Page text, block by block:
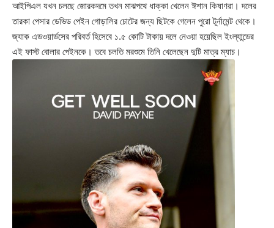
আইপিএল যখন চলছে জোরকদমে তখন মাঝপথে ধাক্কা খেলেন ঈশান কিষাণরা। দলের
তারকা পেসার ডেভিড পেইন গোড়ালির চোটের জন্য ছিটকে গেলেন পুরো টূর্নামেন্ট থেকে।
জ্যাক এডওয়ার্ডসের পরিবর্ত হিসেবে ১.৫ কোটি টাকায় দলে নেওয়া হয়েছিল ইংল্যান্ডের
এই ফাস্ট বোলার পেইনকে। তবে চলতি মরশুমে তিনি খেলেছেন দুটি মাত্র ম্যাচ।